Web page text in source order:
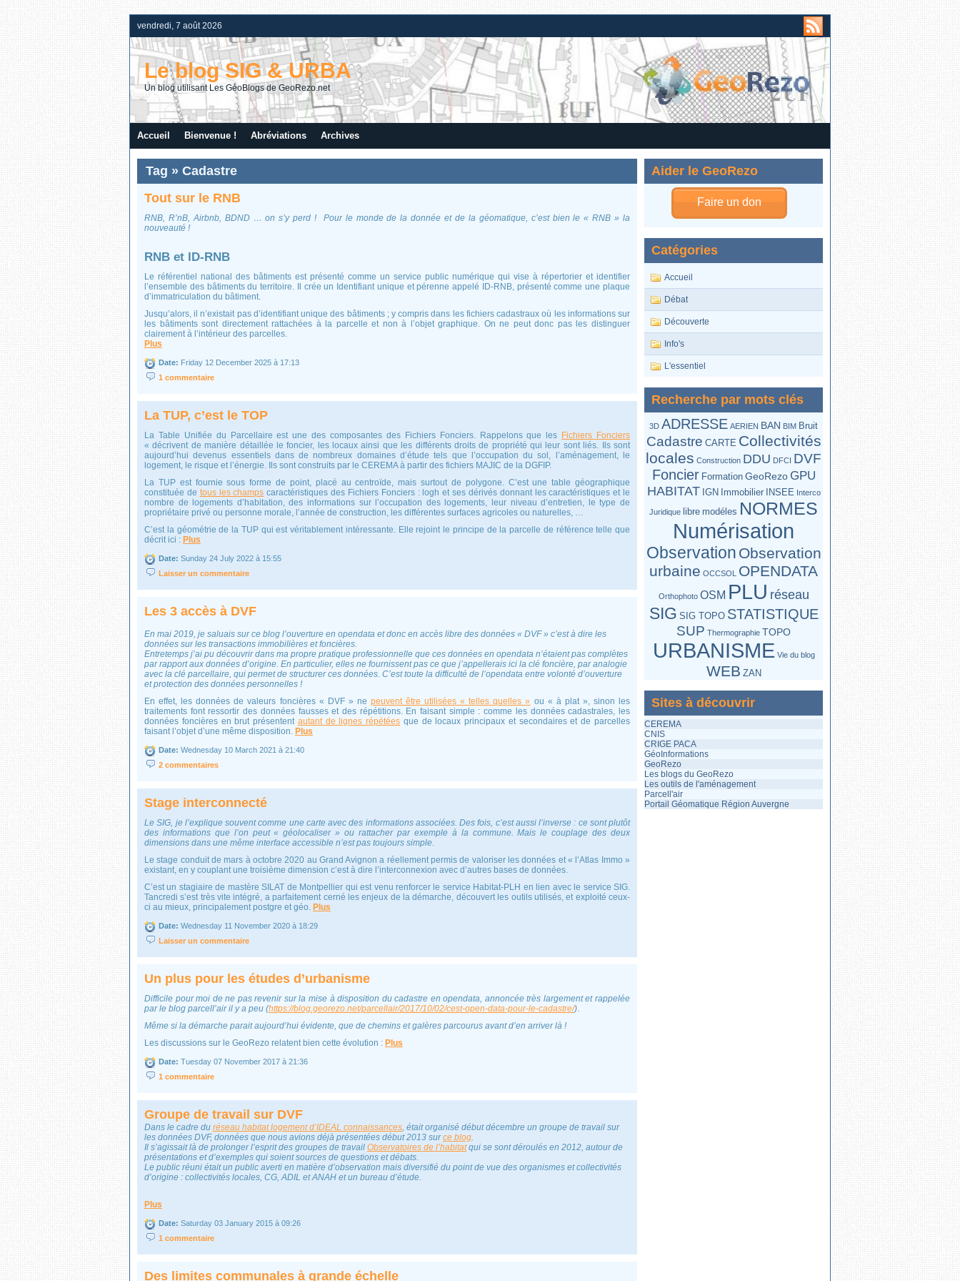
vendredi, 7 août 2026
Le blog SIG & URBA
Un blog utilisant Les GéoBlogs de GeoRezo.net
Accueil Bienvenue ! Abréviations Archives
Aider le GeoRezo
Faire un don
Catégories
Accueil
Débat
Découverte
Info's
L'essentiel
Recherche par mots clés
3D ADRESSE AERIEN BAN BIM Bruit
Cadastre CARTE Collectivités
locales Construction DDU DFCI DVF
Foncier Formation GeoRezo GPU
HABITAT IGN Immobilier INSEE Interco
Juridique libre modéles NORMES
Numérisation
Observation Observation
urbaine OCCSOL OPENDATA
Orthophoto OSM PLU réseau
SIG SIG TOPO STATISTIQUE
SUP Thermographie TOPO
URBANISME Vie du blog
WEB ZAN
Sites à découvrir
CEREMA
CNIS
CRIGE PACA
GéoInformations
GeoRezo
Les blogs du GeoRezo
Les outils de l'aménagement
Parcell'air
Portail Géomatique Région Auvergne
Tag » Cadastre
Tout sur le RNB
RNB, R’nB, Airbnb, BDND … on s’y perd ! Pour le monde de la donnée et de la géomatique, c’est bien le « RNB » la
nouveauté !
RNB et ID-RNB
Le référentiel national des bâtiments est présenté comme un service public numérique qui vise à répertorier et identifier
l’ensemble des bâtiments du territoire. Il crée un Identifiant unique et pérenne appelé ID-RNB, présenté comme une plaque
d’immatriculation du bâtiment.
Jusqu’alors, il n’existait pas d’identifiant unique des bâtiments ; y compris dans les fichiers cadastraux où les informations sur
les bâtiments sont directement rattachées à la parcelle et non à l’objet graphique. On ne peut donc pas les distinguer
clairement à l’intérieur des parcelles.
Plus
Date: Friday 12 December 2025 à 17:13
1 commentaire
La TUP, c’est le TOP
La Table Unifiée du Parcellaire est une des composantes des Fichiers Fonciers. Rappelons que les Fichiers Fonciers
« décrivent de manière détaillée le foncier, les locaux ainsi que les différents droits de propriété qui leur sont liés. Ils sont
aujourd’hui devenus essentiels dans de nombreux domaines d’étude tels que l’occupation du sol, l’aménagement, le
logement, le risque et l’énergie. Ils sont construits par le CEREMA à partir des fichiers MAJIC de la DGFIP.
La TUP est fournie sous forme de point, placé au centroïde, mais surtout de polygone. C’est une table géographique
constituée de tous les champs caractéristiques des Fichiers Fonciers : logh et ses dérivés donnant les caractéristiques et le
nombre de logements d’habitation, des informations sur l’occupation des logements, leur niveau d’entretien, le type de
propriétaire privé ou personne morale, l’année de construction, les différentes surfaces agricoles ou naturelles, …
C’est la géométrie de la TUP qui est véritablement intéressante. Elle rejoint le principe de la parcelle de référence telle que
décrit ici : Plus
Date: Sunday 24 July 2022 à 15:55
Laisser un commentaire
Les 3 accès à DVF
En mai 2019, je saluais sur ce blog l’ouverture en opendata et donc en accès libre des données « DVF » c’est à dire les
données sur les transactions immobilières et foncières.
Entretemps j’ai pu découvrir dans ma propre pratique professionnelle que ces données en opendata n’étaient pas complètes
par rapport aux données d’origine. En particulier, elles ne fournissent pas ce que j’appellerais ici la clé foncière, par analogie
avec la clé parcellaire, qui permet de structurer ces données. C’est toute la difficulté de l’opendata entre volonté d’ouverture
et protection des données personnelles !
En effet, les données de valeurs foncières « DVF » ne peuvent être utilisées « telles quelles » ou « à plat », sinon les
traitements font ressortir des données fausses et des répétitions. En faisant simple : comme les données cadastrales, les
données foncières en brut présentent autant de lignes répétées que de locaux principaux et secondaires et de parcelles
faisant l’objet d’une même disposition. Plus
Date: Wednesday 10 March 2021 à 21:40
2 commentaires
Stage interconnecté
Le SIG, je l’explique souvent comme une carte avec des informations associées. Des fois, c’est aussi l’inverse : ce sont plutôt
des informations que l’on peut « géolocaliser » ou rattacher par exemple à la commune. Mais le couplage des deux
dimensions dans une même interface accessible n’est pas toujours simple.
Le stage conduit de mars à octobre 2020 au Grand Avignon a réellement permis de valoriser les données et « l’Atlas Immo »
existant, en y couplant une troisième dimension c’est à dire l’interconnexion avec d’autres bases de données.
C’est un stagiaire de mastère SILAT de Montpellier qui est venu renforcer le service Habitat-PLH en lien avec le service SIG.
Tancredi s’est très vite intégré, a parfaitement cerné les enjeux de la démarche, découvert les outils utilisés, et exploité ceux-
ci au mieux, principalement postgre et géo. Plus
Date: Wednesday 11 November 2020 à 18:29
Laisser un commentaire
Un plus pour les études d’urbanisme
Difficile pour moi de ne pas revenir sur la mise à disposition du cadastre en opendata, annoncée très largement et rappelée
par le blog parcell’air il y a peu (https://blog.georezo.net/parcellair/2017/10/02/cest-open-data-pour-le-cadastre/).
Même si la démarche parait aujourd’hui évidente, que de chemins et galères parcourus avant d’en arriver là !
Les discussions sur le GeoRezo relatent bien cette évolution : Plus
Date: Tuesday 07 November 2017 à 21:36
1 commentaire
Groupe de travail sur DVF
Dans le cadre du réseau habitat logement d’IDEAL connaissances, était organisé début décembre un groupe de travail sur
les données DVF, données que nous avions déjà présentées début 2013 surce blog.
Il s’agissait là de prolonger l’esprit des groupes de travail Observatoires de l’habitatqui se sont déroulés en 2012, autour de
présentations et d’exemples qui soient sources de questions et débats.
Le public réuni était un public averti en matière d’observation mais diversifié du point de vue des organismes et collectivités
d’origine : collectivités locales, CG, ADIL et ANAH et un bureau d’étude.
Plus
Date: Saturday 03 January 2015 à 09:26
1 commentaire
Des limites communales à grande échelle